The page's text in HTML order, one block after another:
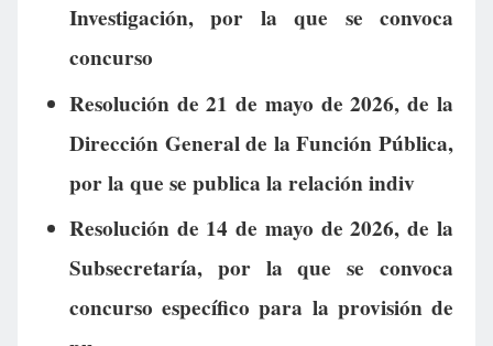
Investigación, por la que se convoca
concurso
Resolución de 21 de mayo de 2026, de la
Dirección General de la Función Pública,
por la que se publica la relación indiv
Resolución de 14 de mayo de 2026, de la
Subsecretaría, por la que se convoca
concurso específico para la provisión de